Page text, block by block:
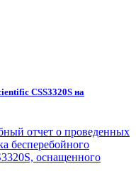
CSS3320S на
отчет о проведенных
бесперебойного
оснащенного